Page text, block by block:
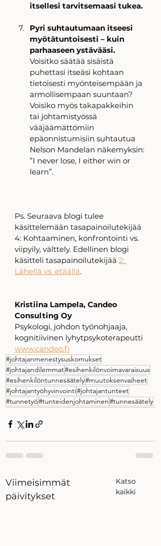
itsellesi tarvitsemaasi tukea.
Pyri suhtautumaan itseesi
myötätuntoisesti – kuin
parhaaseen ystävääsi.
Voisitko säätää sisäistä
puhettasi itseäsi kohtaan
tietoisesti myönteisempään ja
armollisempaan suuntaan?
Voisiko myös takapakkeihin
tai johtamistyössä
vääjäämättömiin
epäonnistumisiin suhtautua
Nelson Mandelan näkemyksin:
”I never lose, I either win or
learn”.
Ps. Seuraava blogi tulee
käsittelemään tasapainoilutekijää
4: Kohtaaminen, konfrontointi vs.
viipyily, välttely. Edellinen blogi
käsitteli tasapainoilutekijää 2:
Lähellä vs. etäällä.
Kristiina Lampela, Candeo
Consulting Oy
Psykologi, johdon työnohjaaja,
kognitiivinen lyhytpsykoterapeutti
www.candeo.fi
#johtajanmenestysuskomukset
#johtajandilemmat#esihenkilönvoimavaraisuus
#esihenkilöntunnesäätely#muutoksenvaiheet
#johtajantyöhyvinvointi#johtajantunteet
#tunnetyö#tunteidenjohtaminen#tunnesäätely
Viimeisimmät
päivitykset
Katso
kaikki